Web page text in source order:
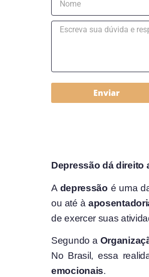
Enviar
Depressão dá direito
A depressão é uma
ou até à
de exercer suas
Segundo a
No Brasil, essa
emocionais.